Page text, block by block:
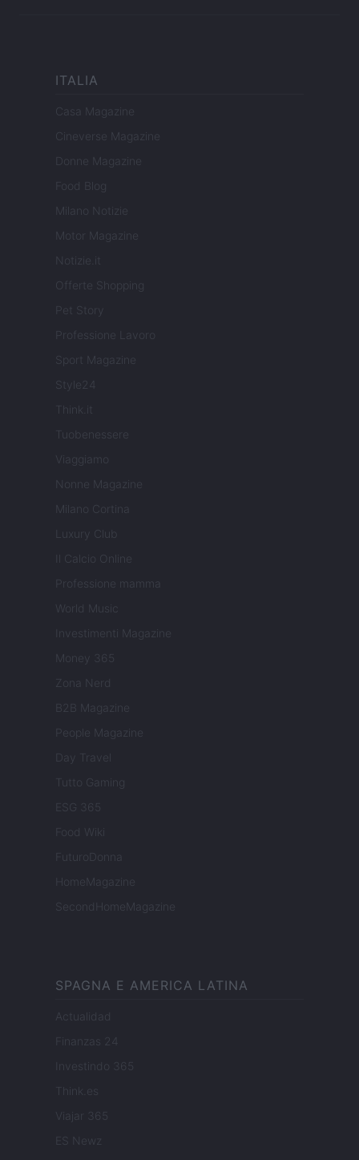
ITALIA
Casa Magazine
Cineverse Magazine
Donne Magazine
Food Blog
Milano Notizie
Motor Magazine
Notizie.it
Offerte Shopping
Pet Story
Professione Lavoro
Sport Magazine
Style24
Think.it
Tuobenessere
Viaggiamo
Nonne Magazine
Milano Cortina
Luxury Club
Il Calcio Online
Professione mamma
World Music
Investimenti Magazine
Money 365
Zona Nerd
B2B Magazine
People Magazine
Day Travel
Tutto Gaming
ESG 365
Food Wiki
FuturoDonna
HomeMagazine
SecondHomeMagazine
SPAGNA E AMERICA LATINA
Actualidad
Finanzas 24
Investindo 365
Think.es
Viajar 365
ES Newz